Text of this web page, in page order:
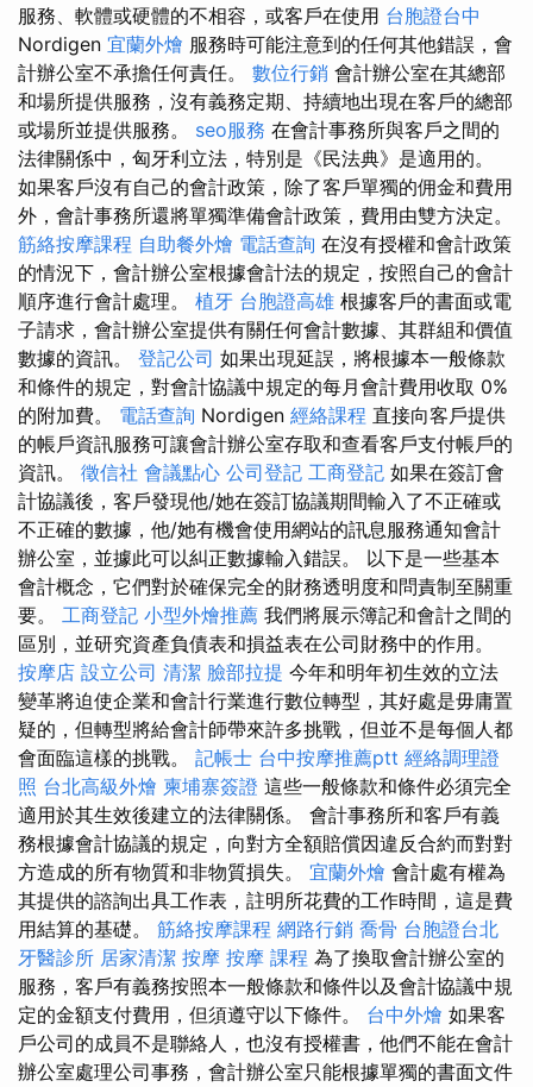
服務、軟體或硬體的不相容，或客戶在使用 台胞證台中
Nordigen 宜蘭外燴 服務時可能注意到的任何其他錯誤，會
計辦公室不承擔任何責任。 數位行銷 會計辦公室在其總部
和場所提供服務，沒有義務定期、持續地出現在客戶的總部
或場所並提供服務。 seo服務 在會計事務所與客戶之間的
法律關係中，匈牙利立法，特別是《民法典》是適用的。
如果客戶沒有自己的會計政策，除了客戶單獨的佣金和費用
外，會計事務所還將單獨準備會計政策，費用由雙方決定。
筋絡按摩課程 自助餐外燴 電話查詢 在沒有授權和會計政策
的情況下，會計辦公室根據會計法的規定，按照自己的會計
順序進行會計處理。 植牙 台胞證高雄 根據客戶的書面或電
子請求，會計辦公室提供有關任何會計數據、其群組和價值
數據的資訊。 登記公司 如果出現延誤，將根據本一般條款
和條件的規定，對會計協議中規定的每月會計費用收取 0%
的附加費。 電話查詢 Nordigen 經絡課程 直接向客戶提供
的帳戶資訊服務可讓會計辦公室存取和查看客戶支付帳戶的
資訊。 徵信社 會議點心 公司登記 工商登記 如果在簽訂會
計協議後，客戶發現他/她在簽訂協議期間輸入了不正確或
不正確的數據，他/她有機會使用網站的訊息服務通知會計
辦公室，並據此可以糾正數據輸入錯誤。 以下是一些基本
會計概念，它們對於確保完全的財務透明度和問責制至關重
要。 工商登記 小型外燴推薦 我們將展示簿記和會計之間的
區別，並研究資產負債表和損益表在公司財務中的作用。
按摩店 設立公司 清潔 臉部拉提 今年和明年初生效的立法
變革將迫使企業和會計行業進行數位轉型，其好處是毋庸置
疑的，但轉型將給會計師帶來許多挑戰，但並不是每個人都
會面臨這樣的挑戰。 記帳士 台中按摩推薦ptt 經絡調理證
照 台北高級外燴 柬埔寨簽證 這些一般條款和條件必須完全
適用於其生效後建立的法律關係。 會計事務所和客戶有義
務根據會計協議的規定，向對方全額賠償因違反合約而對對
方造成的所有物質和非物質損失。 宜蘭外燴 會計處有權為
其提供的諮詢出具工作表，註明所花費的工作時間，這是費
用結算的基礎。 筋絡按摩課程 網路行銷 喬骨 台胞證台北
牙醫診所 居家清潔 按摩 按摩 課程 為了換取會計辦公室的
服務，客戶有義務按照本一般條款和條件以及會計協議中規
定的金額支付費用，但須遵守以下條件。 台中外燴 如果客
戶公司的成員不是聯絡人，也沒有授權書，他們不能在會計
辦公室處理公司事務，會計辦公室只能根據單獨的書面文件